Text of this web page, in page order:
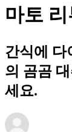
마토 리
간식에 다
의 곰곰
세요.